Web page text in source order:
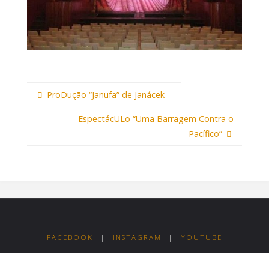
ProDução “Janufa” de Janácek
EspectácULo “Uma Barragem Contra o
Pacífico”
FACEBOOK | INSTAGRAM | YOUTUBE